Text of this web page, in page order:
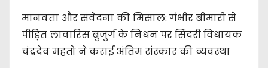
मानवता और संवेदना की मिसाल: गंभीर बीमारी से
पीड़ित लावारिस बुजुर्ग के निधन पर सिंदरी विधायक
चंद्रदेव महतो ने कराई अंतिम संस्कार की व्यवस्था